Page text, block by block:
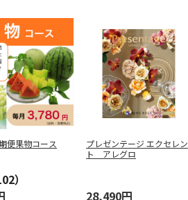
便果物コース
）
プレゼンテージ エクセレン
ト アレグロ
28,490円